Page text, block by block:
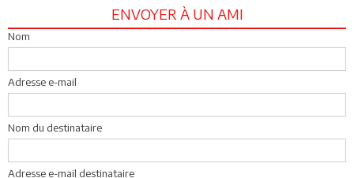
ENVOYER À UN AMI
Nom
Adresse e-mail
Nom du destinataire
Adresse e-mail destinataire